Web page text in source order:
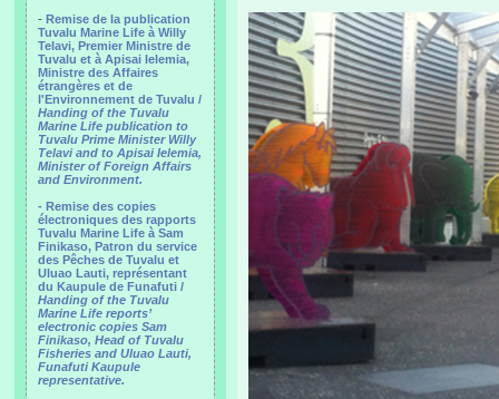
- Remise de la publication
Tuvalu Marine Life à Willy
Telavi, Premier Ministre de
Tuvalu et à Apisai Ielemia,
Ministre des Affaires
étrangères et de
l'Environnement de Tuvalu /
Handing of the Tuvalu
Marine Life publication to
Tuvalu Prime Minister Willy
Telavi and to Apisai Ielemia,
Minister of Foreign Affairs
and Environment.
- Remise des copies
électroniques des rapports
Tuvalu Marine Life à Sam
Finikaso, Patron du service
des Pêches de Tuvalu et
Uluao Lauti, représentant
du Kaupule de Funafuti /
Handing of the Tuvalu
Marine Life reports’
electronic copies Sam
Finikaso, Head of Tuvalu
Fisheries and Uluao Lauti,
Funafuti Kaupule
representative.